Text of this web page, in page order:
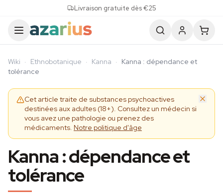
Livraison gratuite dès €25
Wiki · Ethnobotanique · Kanna · Kanna : dépendance et
tolérance
Cet article traite de substances psychoactives
destinées aux adultes (18+). Consultez un médecin si
vous avez une pathologie ou prenez des
médicaments. Notre politique d'âge
Kanna : dépendance et
tolérance